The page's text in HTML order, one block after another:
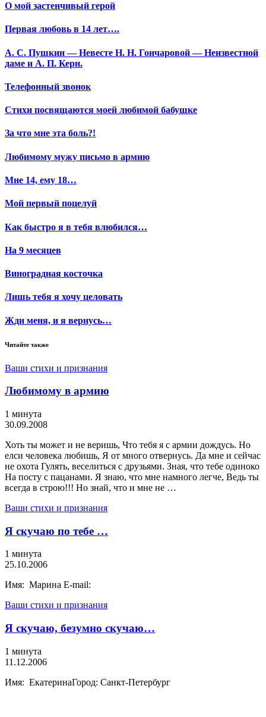
О мой застенчивый герой
Первая любовь в 14 лет….
А. С. Пушкин — Невесте Н. Н. Гончаровой — Неизвестной
даме и А. П. Керн.
Телефонный звонок
Стихи посвящаются моей любимой бабушке
За что мне эта боль?!
Любимому мужу письмо в армию
Мне 14, ему 18…
Мой первый поцелуй
Как быстро я в тебя влюбился…
На 9 месяцев
Виноградная косточка
Лишь тебя я хочу целовать
Жди меня, и я вернусь…
Читайте также
Ваши стихи и признания
Любимому в армию
1 минута
30.09.2008
Хоть ты может и не веришь, Что тебя я с армии дождусь. Но
елси человека любишь, Я от много отвернусь. Да мне и сейчас
не охота Гулять, веселиться с друзьями. Зная, что тебе одиноко
На посту с пацанами. Я знаю, что мне намного легче, Ведь ты
всегда в строю!!! Но знай, что и мне не …
Ваши стихи и признания
Я скучаю по тебе …
1 минута
25.10.2006
Имя: Марина E-mail:
Ваши стихи и признания
Я скучаю, безумно скучаю…
1 минута
11.12.2006
Имя: ЕкатеринаГород: Санкт-Петербург